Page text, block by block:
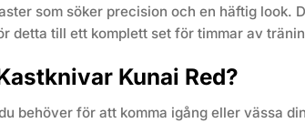
som söker precision och en häftig look.
detta till ett komplett set för timmar av
Kunai Red?
behöver för att komma igång eller vässa